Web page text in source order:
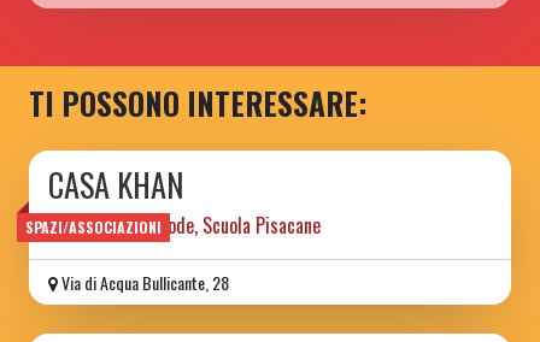
TI POSSONO INTERESSARE:
SPAZI/ASSOCIAZIONI
CASA KHAN
ex casa del custode, Scuola Pisacane
Via di Acqua Bullicante, 28